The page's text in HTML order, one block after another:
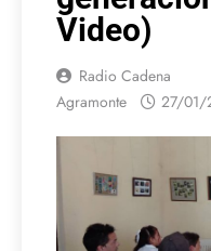
Video)
Radio Cadena
Agramonte
27/01/